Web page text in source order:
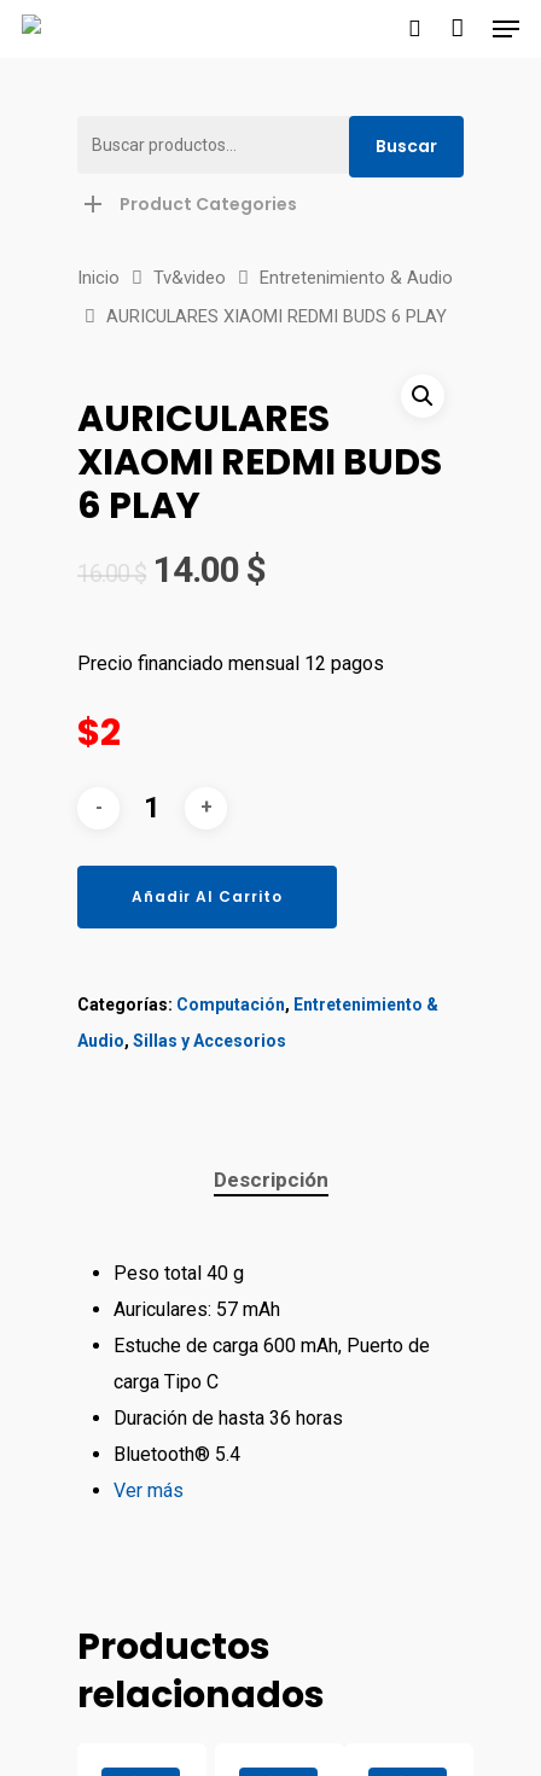
Hit enter to search or ESC to close
Buscar
Buscar
Product Categories
Inicio Tv&video
Entretenimiento & Audio
AURICULARES XIAOMI REDMI BUDS 6 PLAY
AURICULARES
XIAOMI REDMI BUDS
6 PLAY
16.00$ 14.00 $
Precio financiado mensual 12 pagos
$2
Añadir Al Carrito
Categorías: Computación, Entretenimiento &
Audio, Sillas y Accesorios
Descripción
Peso total 40 g
Auriculares: 57 mAh
Estuche de carga 600 mAh, Puerto de
carga Tipo C
Duración de hasta 36 horas
Bluetooth® 5.4
Ver más
Productos
relacionados
Impresoras
Contactos